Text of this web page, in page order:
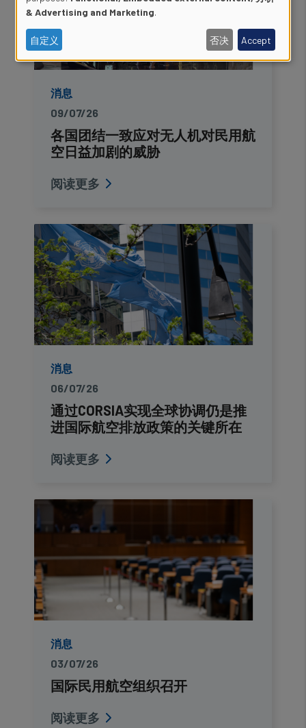
消息
09/07/26
各国团结一致应对无人机对民用航
空日益加剧的威胁
阅读更多
消息
06/07/26
通过CORSIA实现全球协调仍是推
进国际航空排放政策的关键所在
阅读更多
消息
03/07/26
国际民用航空组织召开
阅读更多
of
personal
data
and
cookies
& Advertising and Marketing.
自定义 否决 Accept